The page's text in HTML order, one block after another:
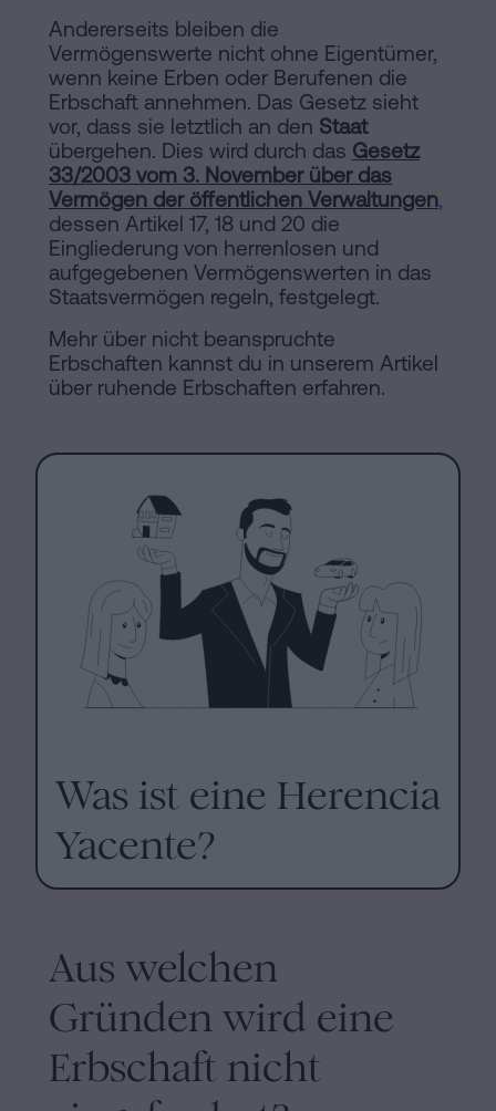
Andererseits bleiben die
Vermögenswerte nicht ohne Eigentümer,
wenn keine Erben oder Berufenen die
Erbschaft annehmen. Das Gesetz sieht
vor, dass sie letztlich an den Staat
übergehen. Dies wird durch das Gesetz
33/2003 vom 3. November über das
Vermögen der öffentlichen Verwaltungen,
dessen Artikel 17, 18 und 20 die
Eingliederung von herrenlosen und
aufgegebenen Vermögenswerten in das
Staatsvermögen regeln, festgelegt.
Mehr über nicht beanspruchte
Erbschaften kannst du in unserem Artikel
über ruhende Erbschaften erfahren.
Was ist eine Herencia
Yacente?
Aus welchen
Gründen wird eine
Erbschaft nicht